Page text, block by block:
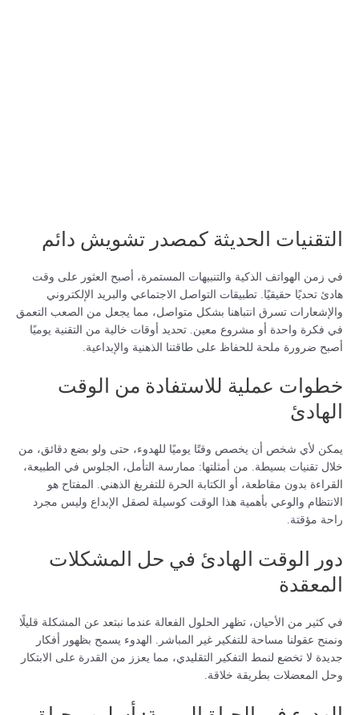
التقنيات الحديثة كمصدر تشويش دائم
في زمن الهواتف الذكية والتنبيهات المستمرة، أصبح العثور على وقت
هادئ تحديًا حقيقيًا. تطبيقات التواصل الاجتماعي والبريد الإلكتروني
والإشعارات تسرق انتباهنا بشكل متواصل، مما يجعل من الصعب التعمق
في فكرة واحدة أو مشروع معين. تحديد أوقات خالية من التقنية يوميًا
أصبح ضرورة ملحة للحفاظ على طاقتنا الذهنية والإبداعية.
خطوات عملية للاستفادة من الوقت
الهادئ
يمكن لأي شخص أن يخصص وقتًا يوميًا للهدوء، حتى ولو بضع دقائق، من
خلال تقنيات بسيطة. من أمثلتها: ممارسة التأمل، الجلوس في الطبيعة،
القراءة بدون مقاطعة، أو الكتابة الحرة للتفريغ الذهني. المفتاح هو
الانتظام والوعي بأهمية هذا الوقت كوسيلة لصقل الإبداع وليس مجرد
راحة مؤقتة.
دور الوقت الهادئ في حل المشكلات
المعقدة
في كثير من الأحيان، تظهر الحلول الفعالة عندما نبتعد عن المشكلة قليلًا
ونمنح عقولنا مساحة للتفكير غير المباشر. الهدوء يسمح بظهور أفكار
جديدة لا تخضع لنمط التفكير التقليدي، مما يعزز من القدرة على الابتكار
وحل المعضلات بطريقة خلاقة.